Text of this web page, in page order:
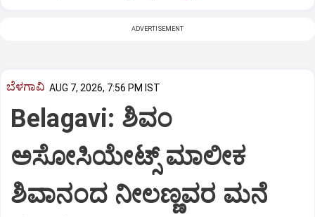
ADVERTISEMENT
ಬೆಳಗಾವಿ AUG 7, 2026, 7:56 PM IST
Belagavi: ಶಿವಂ
ಅಸೋಸಿಯೇಟ್ಸ್ ಮಾಲೀಕ
ಶಿವಾನಂದ ನೀಲಣ್ಣವರ ಮನೆ